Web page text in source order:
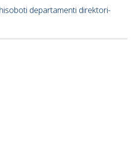
departamenti direktori-